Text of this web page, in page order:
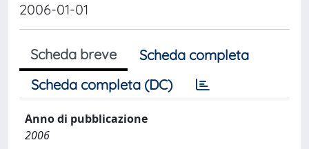
2006-01-01
Scheda breve
Scheda completa
Scheda completa (DC)
Anno di pubblicazione
2006